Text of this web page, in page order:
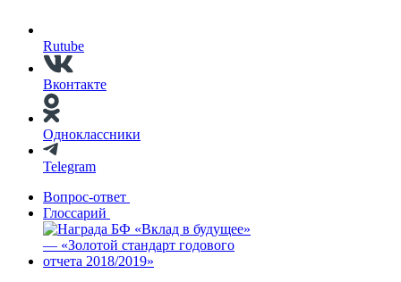
Rutube
Вконтакте
Одноклассники
Telegram
Вопрос-ответ
Глоссарий